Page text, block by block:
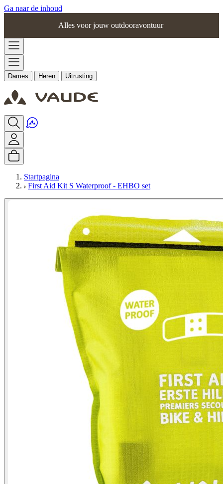
Ga naar de inhoud
Alles voor jouw outdooravontuur
Dames Heren Uitrusting
Startpagina
First Aid Kit S Waterproof - EHBO set